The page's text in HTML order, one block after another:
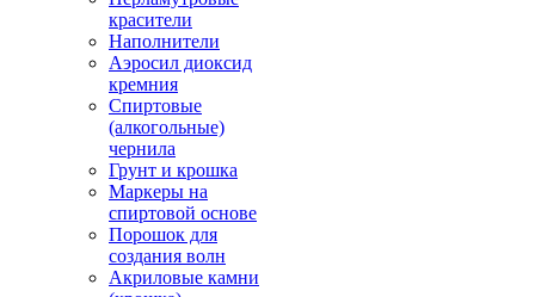
красители
Наполнители
Аэросил диоксид
кремния
Спиртовые
(алкогольные)
чернила
Грунт и крошка
Маркеры на
спиртовой основе
Порошок для
создания волн
Акриловые камни